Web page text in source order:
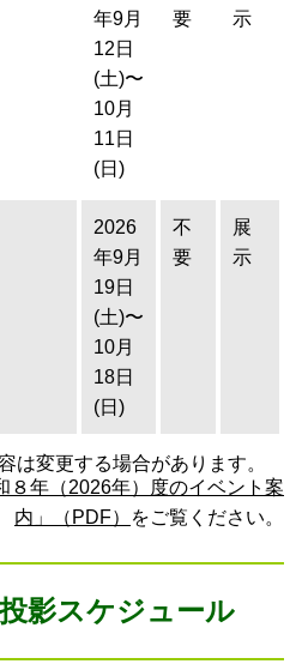
年9月
12日
(土)〜
10月
11日
(日)
要
示
2026
年9月
19日
(土)〜
10月
18日
(日)
不
要
展
示
は変更する場合があります。
８年（2026年）度のイベント案
内」（PDF）
をご覧ください。
影スケジュール